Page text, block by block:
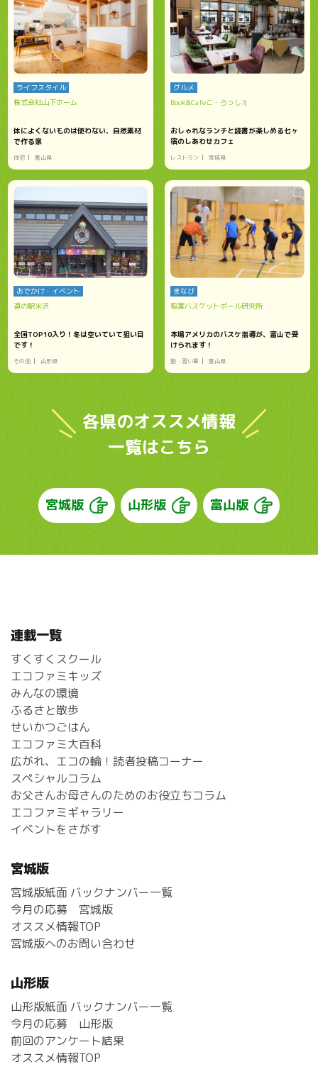
ライフスタイル
株式会社山下ホーム
体によくないものは使わない、自然素材
で作る家
住宅 富山県
グルメ
Book&Cafeこ・らっしぇ
おしゃれなランチと読書が楽しめる七ヶ
宿のしあわせカフェ
レストラン 宮城県
おでかけ・イベント
道の駅米沢
全国TOP10入り！冬は空いていて狙い目
です！
その他 山形県
まなび
稲葉バスケットボール研究所
本場アメリカのバスケ指導が、富山で受
けられます！
塾・習い事 富山県
各県のオススメ情報
一覧はこちら
宮城版 山形版 富山版
連載一覧
すくすくスクール
エコファミキッズ
みんなの環境
ふるさと散歩
せいかつごはん
エコファミ大百科
広がれ、エコの輪！読者投稿コーナー
スペシャルコラム
お父さんお母さんのためのお役立ちコラム
エコファミギャラリー
イベントをさがす
宮城版
宮城版紙面 バックナンバー一覧
今月の応募 宮城版
オススメ情報TOP
宮城版へのお問い合わせ
山形版
山形版紙面 バックナンバー一覧
今月の応募 山形版
前回のアンケート結果
オススメ情報TOP